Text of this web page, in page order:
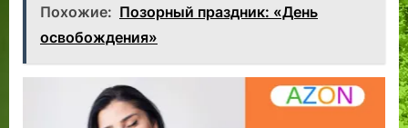
Похожие: Позорный праздник: «День
освобождения»